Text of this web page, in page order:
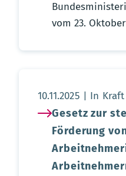
vom 23.
10.11.2025 In
Gesetz zur
Förderung